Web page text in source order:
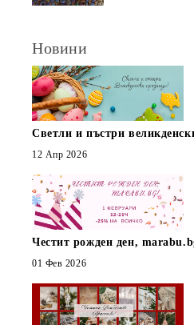
Новини
Светли и пъстри
12 Апр 2026
Честит рожден ден,
01 Фев 2026